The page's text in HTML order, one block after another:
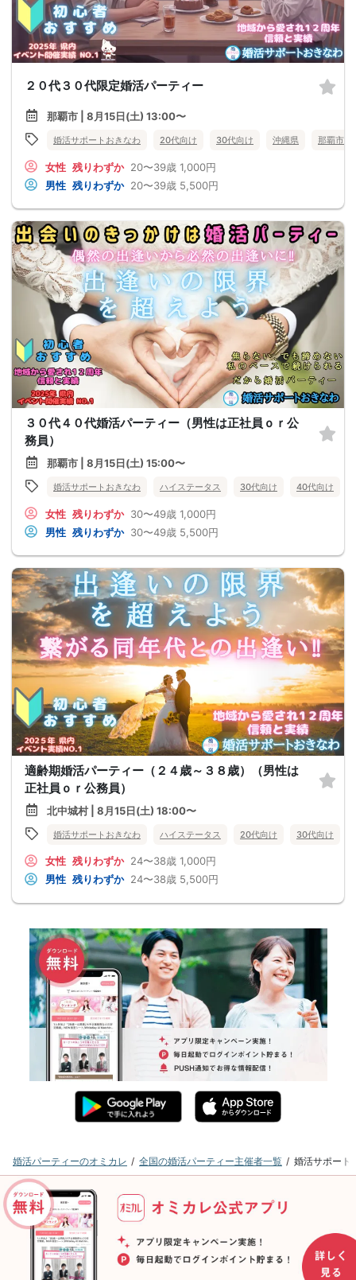
２０代３０代限定婚活パーティー
那覇市 | 8月15日(土) 13:00〜
婚活サポートおきなわ 20代向け 30代向け 沖縄県 那覇市
女性 残りわずか 20〜39歳 1,000円
男性 残りわずか 20〜39歳 5,500円
３０代４０代婚活パーティー（男性は正社員ｏｒ公
務員）
那覇市 | 8月15日(土) 15:00〜
婚活サポートおきなわ ハイステータス 30代向け 40代向け
女性 残りわずか 30〜49歳 1,000円
男性 残りわずか 30〜49歳 5,500円
適齢期婚活パーティー（２４歳～３８歳）（男性は
正社員ｏｒ公務員）
北中城村 | 8月15日(土) 18:00〜
婚活サポートおきなわ ハイステータス 20代向け 30代向け
女性 残りわずか 24〜38歳 1,000円
男性 残りわずか 24〜38歳 5,500円
婚活パーティーのオミカレ 全国の婚活パーティー主催者一覧 婚活サポート